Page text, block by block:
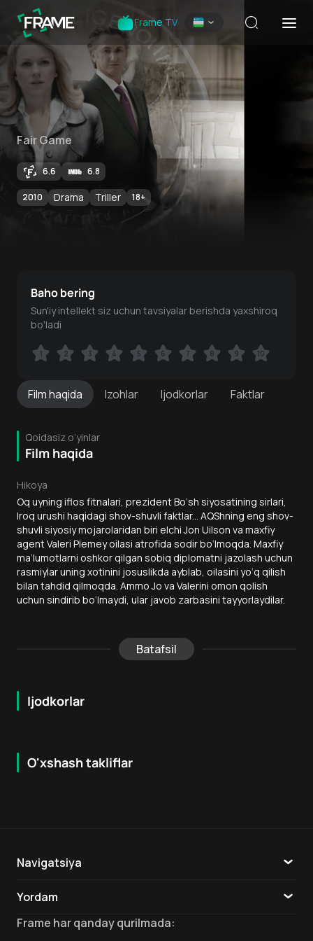
Frame TV
Fair Game
6.6 6.8
2010 Drama Triller 18+
Filmhaqida Izohlar Ijodkorlar Faktlar
Qoidasiz o‘yinlar
Film haqida
Hikoya
Oq uyning iflos fitnalari, prezident Bo‘sh siyosatining sirlari,
Iroq urushi haqidagi shov-shuvli faktlar... AQShning eng shov-
shuvli siyosiy mojarolaridan biri elchi Jon Uilson va maxfiy
agent Valeri Plemey oilasi atrofida sodir bo‘lmoqda. Maxfiy
ma’lumotlarni oshkor qilgan sobiq diplomatni jazolash uchun
rasmiylar uning xotinini josuslikda ayblab, oilasini yo‘q qilish
bilan tahdid qilmoqda. Ammo Jo va Valerini omon qolish
uchun sindirib bo‘lmaydi, ular javob zarbasini tayyorlaydilar.
Batafsil
Ijodkorlar
Baho bering
Sun'iy intellekt siz uchun tavsiyalar berishda yaxshiroq
bo'ladi
1 2 3 4 5 6 7 8 9 10
1 2 3 4 5 6 7 8 9 10
O'xshash takliflar
18 + 7.0
Navigatsiya
Yordam
Aloqa
Frame har qanday qurilmada: